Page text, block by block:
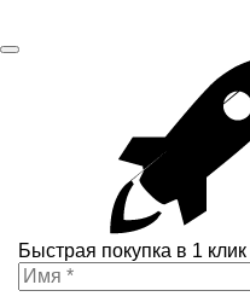
Быстрая покупка в 1 клик